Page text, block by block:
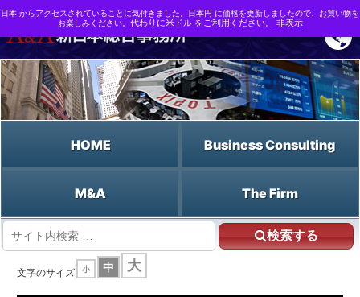
HOME Business Consulting
M&A The Firm
検索する
从稻壳中提取硅和碳
文字のサイズ
小 中 大
日本 からアクセスされていることに気付きました。日本円 に価格を更新しましたので、お買い物を
お楽しみください。 代わりに米ドル をご利用ください。 非表示